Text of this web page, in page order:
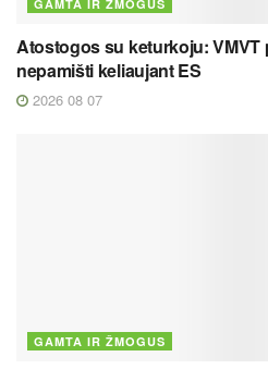
GAMTA IR ŽMOGUS
Atostogos su keturkoju: VMVT
nepamišti keliaujant ES
2026 08 07
GAMTA IR ŽMOGUS